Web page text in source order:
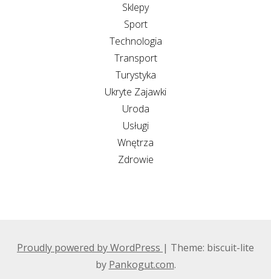
Sklepy
Sport
Technologia
Transport
Turystyka
Ukryte Zajawki
Uroda
Usługi
Wnętrza
Zdrowie
Proudly powered by WordPress | Theme: biscuit-lite
by Pankogut.com.